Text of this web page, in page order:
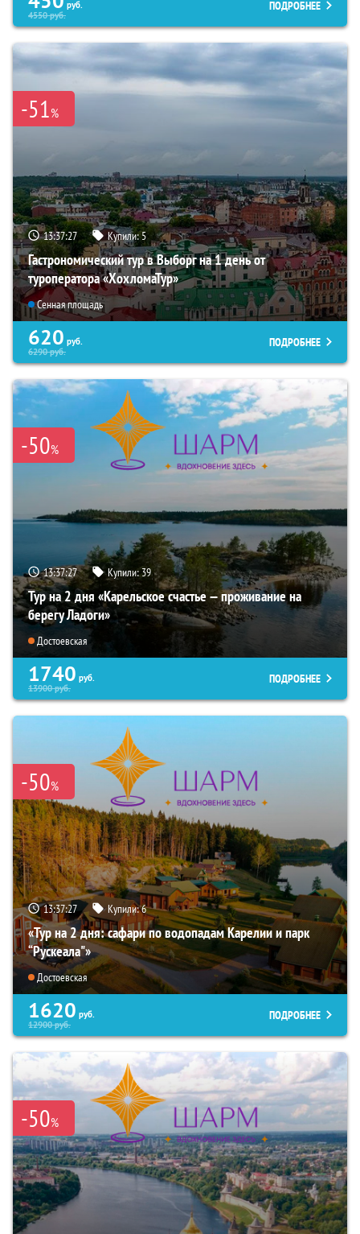
руб.
4550руб.
ПОДРОБНЕЕ
-51%
13:37:26 Купили:5
Гастрономический тур в Выборг на 1 день от
туроператора «ХохломаТур»
Сенная площадь
620 руб.
6290руб.
ПОДРОБНЕЕ
-50%
13:37:26 Купили:39
Тур на 2 дня «Карельское счастье — проживание на
берегу Ладоги»
Достоевская
1740 руб.
13900руб.
ПОДРОБНЕЕ
-50%
13:37:26 Купили:6
«Тур на 2 дня: сафари по водопадам Карелии и парк
“Рускеала"»
Достоевская
1620 руб.
12900руб.
ПОДРОБНЕЕ
-50%